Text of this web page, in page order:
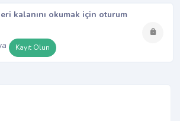
kalanını okumak için oturum
Kayıt Olun